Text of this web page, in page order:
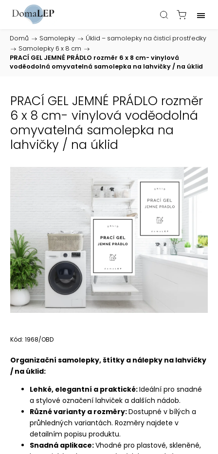
Domů / Samolepky /
Úklid – samolepky na čisticí prostředky
/
Samolepky 6 x 8 cm /
PRACÍ GEL JEMNÉ PRÁDLO rozměr 6 x 8 cm- vinylová
voděodolná omyvatelná samolepka na lahvičky / na úklid
PRACÍ GEL JEMNÉ PRÁDLO rozměr
6 x 8 cm- vinylová voděodolná
omyvatelná samolepka na
lahvičky / na úklid
Kód: 1968/OBD
Organizační samolepky, štítky a nálepky na lahvičky
/ na úklid:
Lehké, elegantní a praktické:Ideální pro snadné
a stylové označení lahviček a dalších nádob.
Různé varianty a rozměry:Dostupné v bílých a
průhledných variantách. Rozměry najdete v
detailním popisu produktu.
Snadná aplikace:Vhodné pro plastové, skleněné,